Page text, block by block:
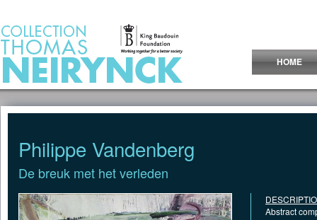
HOME
Philippe Vandenberg
De breuk met het verleden
Abstract